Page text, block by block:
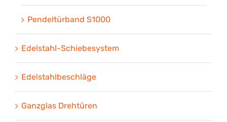
Pendeltürband S1000
Edelstahl-Schiebesystem
Edelstahlbeschläge
Ganzglas Drehtüren